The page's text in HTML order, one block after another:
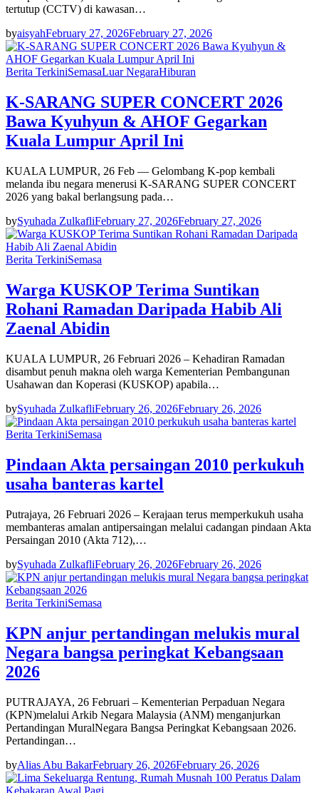
tertutup (CCTV) di kawasan…
byaisyahFebruary 27, 2026February 27, 2026
Berita TerkiniSemasaLuar NegaraHiburan
K-SARANG SUPER CONCERT 2026
Bawa Kyuhyun & AHOF Gegarkan
Kuala Lumpur April Ini
KUALA LUMPUR, 26 Feb — Gelombang K-pop kembali
melanda ibu negara menerusi K-SARANG SUPER CONCERT
2026 yang bakal berlangsung pada…
bySyuhada ZulkafliFebruary 27, 2026February 27, 2026
Berita TerkiniSemasa
Warga KUSKOP Terima Suntikan
Rohani Ramadan Daripada Habib Ali
Zaenal Abidin
KUALA LUMPUR, 26 Februari 2026 – Kehadiran Ramadan
disambut penuh makna oleh warga Kementerian Pembangunan
Usahawan dan Koperasi (KUSKOP) apabila…
bySyuhada ZulkafliFebruary 26, 2026February 26, 2026
Berita TerkiniSemasa
Pindaan Akta persaingan 2010 perkukuh
usaha banteras kartel
Putrajaya, 26 Februari 2026 – Kerajaan terus memperkukuh usaha
membanteras amalan antipersaingan melalui cadangan pindaan Akta
Persaingan 2010 (Akta 712),…
bySyuhada ZulkafliFebruary 26, 2026February 26, 2026
Berita TerkiniSemasa
KPN anjur pertandingan melukis mural
Negara bangsa peringkat Kebangsaan
2026
PUTRAJAYA, 26 Februari – Kementerian Perpaduan Negara
(KPN)melalui Arkib Negara Malaysia (ANM) menganjurkan
Pertandingan MuralNegara Bangsa Peringkat Kebangsaan 2026.
Pertandingan…
byAlias Abu BakarFebruary 26, 2026February 26, 2026